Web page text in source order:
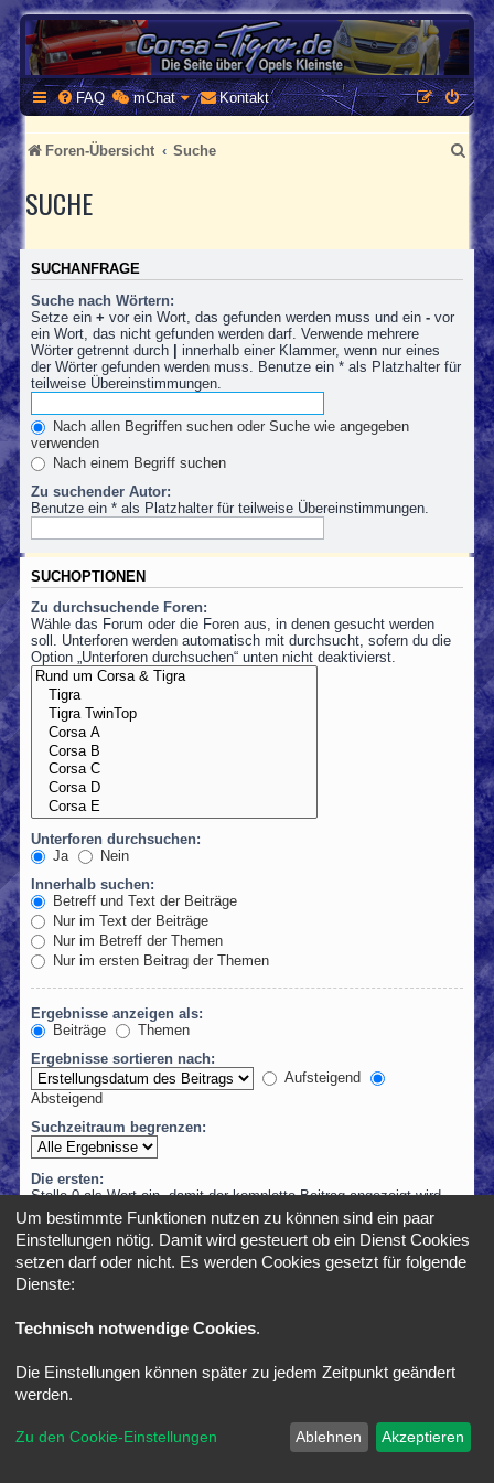
CORSA-TIGRA.DE
Homepage und Forum rund um Opel Corsa und Tigra
FAQ mChat Kontakt
Foren-Übersicht Suche
S
u
h
SUCHE
SUCHANFRAGE
Suche nach Wörtern:
Setze ein + vor ein Wort, das gefunden werden muss und ein - vor
ein Wort, das nicht gefunden werden darf. Verwende mehrere
Wörter getrennt durch | innerhalb einer Klammer, wenn nur eines
der Wörter gefunden werden muss. Benutze ein * als Platzhalter für
teilweise Übereinstimmungen.
Nach allen Begriffen suchen oder Suche wie angegeben
verwenden
Nach einem Begriff suchen
Zu suchender Autor:
Benutze ein * als Platzhalter für teilweise Übereinstimmungen.
SUCHOPTIONEN
Zu durchsuchende Foren:
Wähle das Forum oder die Foren aus, in denen gesucht werden
soll. Unterforen werden automatisch mit durchsucht, sofern du die
Option „Unterforen durchsuchen“ unten nicht deaktivierst.
Unterforen durchsuchen:
Ja
Nein
Innerhalb suchen:
Betreff und Text der Beiträge
Nur im Text der Beiträge
Nur im Betreff der Themen
Nur im ersten Beitrag der Themen
Ergebnisse anzeigen als:
Beiträge
Themen
Ergebnisse sortieren nach:
Aufsteigend
Absteigend
Suchzeitraum begrenzen:
Die ersten:
Stelle 0 als Wert ein, damit der komplette Beitrag angezeigt wird.
Zeichen der Beiträge anzeigen
*SE Gamer Style byphpBB Styles
® Forum Software © phpBB Limited
Deutsche Übersetzung durchphpBB.de
Um bestimmte Funktionen nutzen zu können sind ein paar
Einstellungen nötig. Damit wird gesteuert ob ein Dienst Cookies
setzen darf oder nicht. Es werden Cookies gesetzt für folgende
Dienste:
Technisch notwendige Cookies.
Die Einstellungen können später zu jedem Zeitpunkt geändert
werden.
Zu den Cookie-Einstellungen Ablehnen Akzeptieren